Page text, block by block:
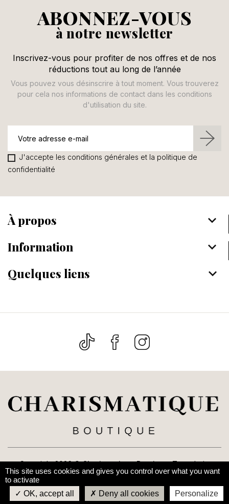
ABONNEZ-VOUS
à notre newsletter
Inscrivez-vous pour profiter de nos offres et de nos
réductions tout au long de l’année
Vous pouvez vous désinscrire à tout moment. Vous trouverez
pour cela nos informations de contact dans les conditions
d'utilisation du site.
J'accepte les conditions générales et la politique de
confidentialité
À propos keyboard_arrow_down
Information keyboard_arrow_down
Quelques liens keyboard_arrow_down
Copyright 2026 ©Charismatique Boutique. Tous droits
réservés. Réalisé parLe Web Nomad
This site uses cookies and gives you control over what you want
to activate
OK, accept all
Deny all cookies Personalize